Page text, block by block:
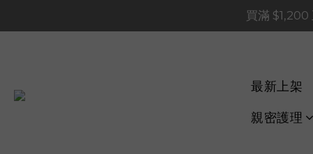
買滿
買滿
📢 系統維護通知 –
買滿
最新上架
親密護理